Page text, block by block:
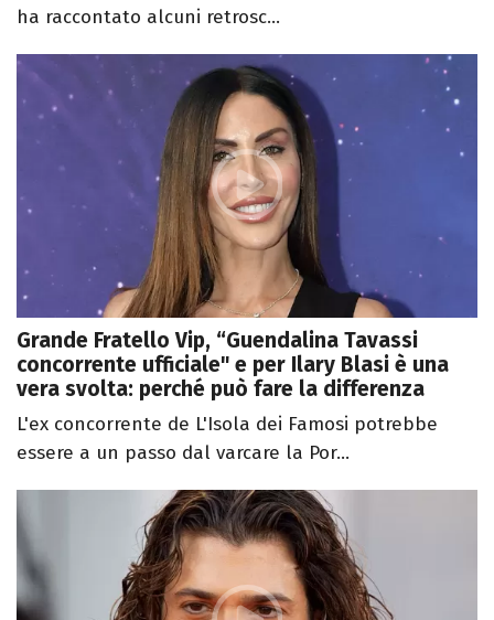
ha raccontato alcuni retrosc...
Grande Fratello Vip, “Guendalina Tavassi
concorrente ufficiale" e per Ilary Blasi è una
vera svolta: perché può fare la differenza
L'ex concorrente de L'Isola dei Famosi potrebbe
essere a un passo dal varcare la Por...